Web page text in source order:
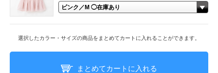
選択したカラー・サイズの商品をまとめてカートに入れることができます。
まとめてカートに入れる